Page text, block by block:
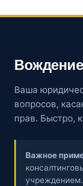
Falle
Вождение
Ваша
вопросов,
прав. Быстро,
Важное